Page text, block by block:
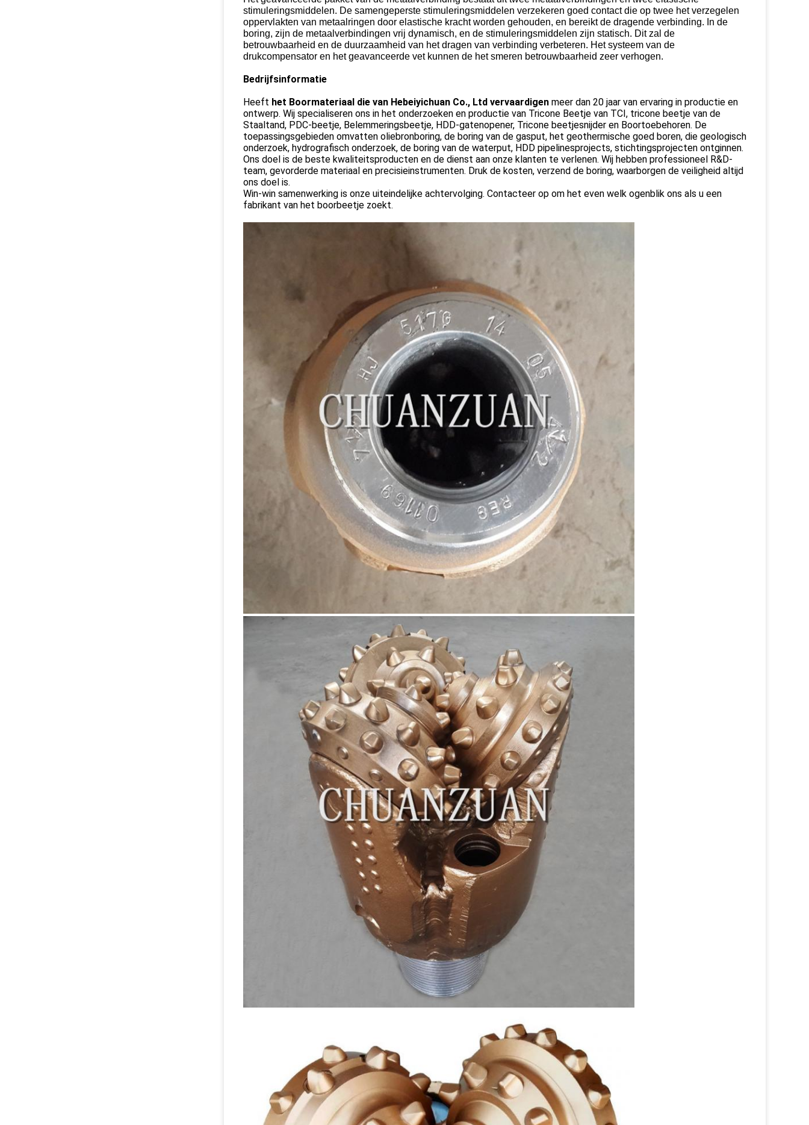
stimuleringsmiddelen. De samengeperste stimuleringsmiddelen verzekeren goed contact die op twee het verzegelen
oppervlakten van metaalringen door elastische kracht worden gehouden, en bereikt de dragende verbinding. In de
boring, zijn de metaalverbindingen vrij dynamisch, en de stimuleringsmiddelen zijn statisch. Dit zal de
betrouwbaarheid en de duurzaamheid van het dragen van verbinding verbeteren. Het systeem van de
drukcompensator en het geavanceerde vet kunnen de het smeren betrouwbaarheid zeer verhogen.
Bedrijfsinformatie
Heeft het Boormateriaal die van Hebeiyichuan Co., Ltd vervaardigen meer dan 20 jaar van ervaring in productie en
ontwerp. Wij specialiseren ons in het onderzoeken en productie van Tricone Beetje van TCI, tricone beetje van de
Staaltand, PDC-beetje, Belemmeringsbeetje, HDD-gatenopener, Tricone beetjesnijder en Boortoebehoren. De
toepassingsgebieden omvatten oliebronboring, de boring van de gasput, het geothermische goed boren, die geologisch
onderzoek, hydrografisch onderzoek, de boring van de waterput, HDD pipelinesprojects, stichtingsprojecten ontginnen.
Ons doel is de beste kwaliteitsproducten en de dienst aan onze klanten te verlenen. Wij hebben professioneel R&D-
team, gevorderde materiaal en precisieinstrumenten. Druk de kosten, verzend de boring, waarborgen de veiligheid altijd
ons doel is.
Win-win samenwerking is onze uiteindelijke achtervolging. Contacteer op om het even welk ogenblik ons als u een
fabrikant van het boorbeetje zoekt.